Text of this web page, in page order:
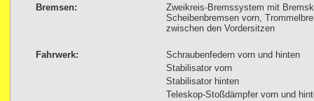
Bremsen:
Zweikreis-Bremssystem mit
Scheibenbremsen vorn,
zwischen den Vordersitzen
Fahrwerk:
Schraubenfedern vorn und hinten
Stabilisator vorn
Stabilisator hinten
Teleskop-Stoßdämpfer vorn und